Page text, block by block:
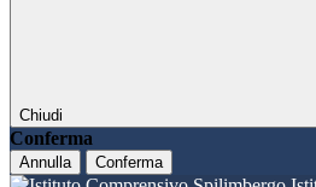
Chiudi
Conferma
Annulla Conferma